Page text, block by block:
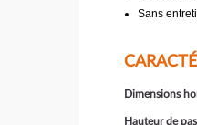
Sans
Dimensions
Hauteur de